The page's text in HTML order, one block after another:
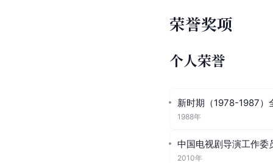
荣誉奖项
个人荣誉
新时期（1978-1987）
1988年
中国电视剧导演工作委
2010年